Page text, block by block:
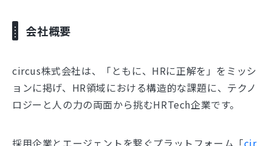
会社概要
circus株式会社は、「ともに、HRに正解を」をミッシ
ョンに掲げ、HR領域における構造的な課題に、テクノ
ロジーと人の力の両面から挑むHRTech企業です。
採用企業とエージェントを繋ぐプラットフォーム「cir